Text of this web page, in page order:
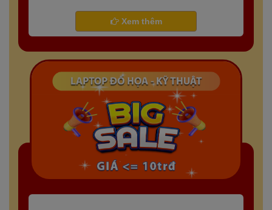
Bảo hành 6 tháng
Xem thêm